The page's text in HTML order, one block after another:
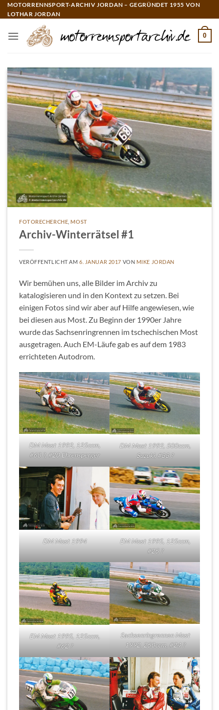
Zum
Inhalt
MOTORRENNSPORT-ARCHIV JORDAN – GEGRÜNDET 1955 VON
LOTHAR JORDAN
0
FOTORECHERCHE ,MOST
Archiv-Winterrätsel #1
VERÖFFENTLICHT AM6. JANUAR 2017 VON MIKE JORDAN
Wir bemühen uns, alle Bilder im Archiv zu
katalogisieren und in den Kontext zu setzen. Bei
einigen Fotos sind wir aber auf Hilfe angewiesen, wie
bei diesen aus Most. Zu Beginn der 1990er Jahre
wurde das Sachsenringrennen im tschechischen Most
ausgetragen. Auch EM-Läufe gab es auf dem 1983
errichteten Autodrom.
DM Most 1992, 125ccm,
#68 ?, #20 Ehrensperger
DM Most 1992, 500ccm,
Suzuki, #33 ?
DM Most 1994
EM Most 1995, 125ccm,
#25 ?
EM Most 1995, 125ccm,
#62 ?
Sachsenringrennen Most
1992, 250ccm, #24 ?